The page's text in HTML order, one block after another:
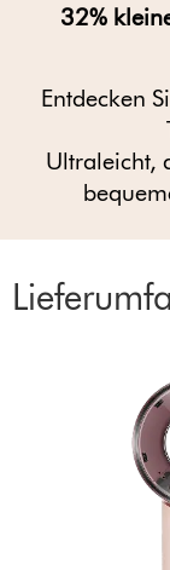
32%
Entdecken
Ultraleicht,